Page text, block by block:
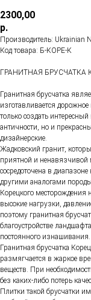
2300,00
р.
Производитель: Ukrainian
Код товара: Б-КОРЕ-К
ГРАНИТНАЯ
Гранитная брусчатка
изготавливается
только создать
античности, но и
дизайнерские.
Жадковский гранит,
приятной и ненавязчивой
сосредоточена в
другими аналогами
Корецкого месторождения
высокие нагрузки,
поэтому гранитная
благоустройстве
постоянного изнашивания.
Гранитная брусчатка
размягчается в жаркое
веществ. При
без каких-либо потерь
Плитки такой брусчатки